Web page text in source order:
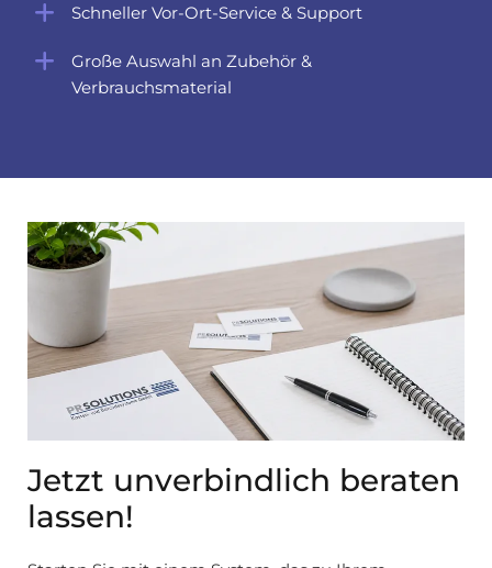
Schneller Vor-Ort-Service & Support
Große Auswahl an Zubehör &
Verbrauchsmaterial
Jetzt unverbindlich beraten
lassen!